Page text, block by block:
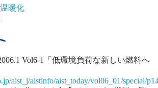
暖化
Vol6-1「低環境負荷な新しい燃料へ
aist_j/aistinfo/aist_today/vol06_01/special/